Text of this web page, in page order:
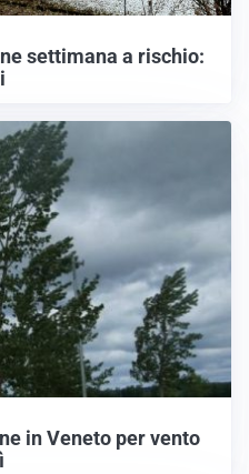
settimana a rischio:
in Veneto per vento